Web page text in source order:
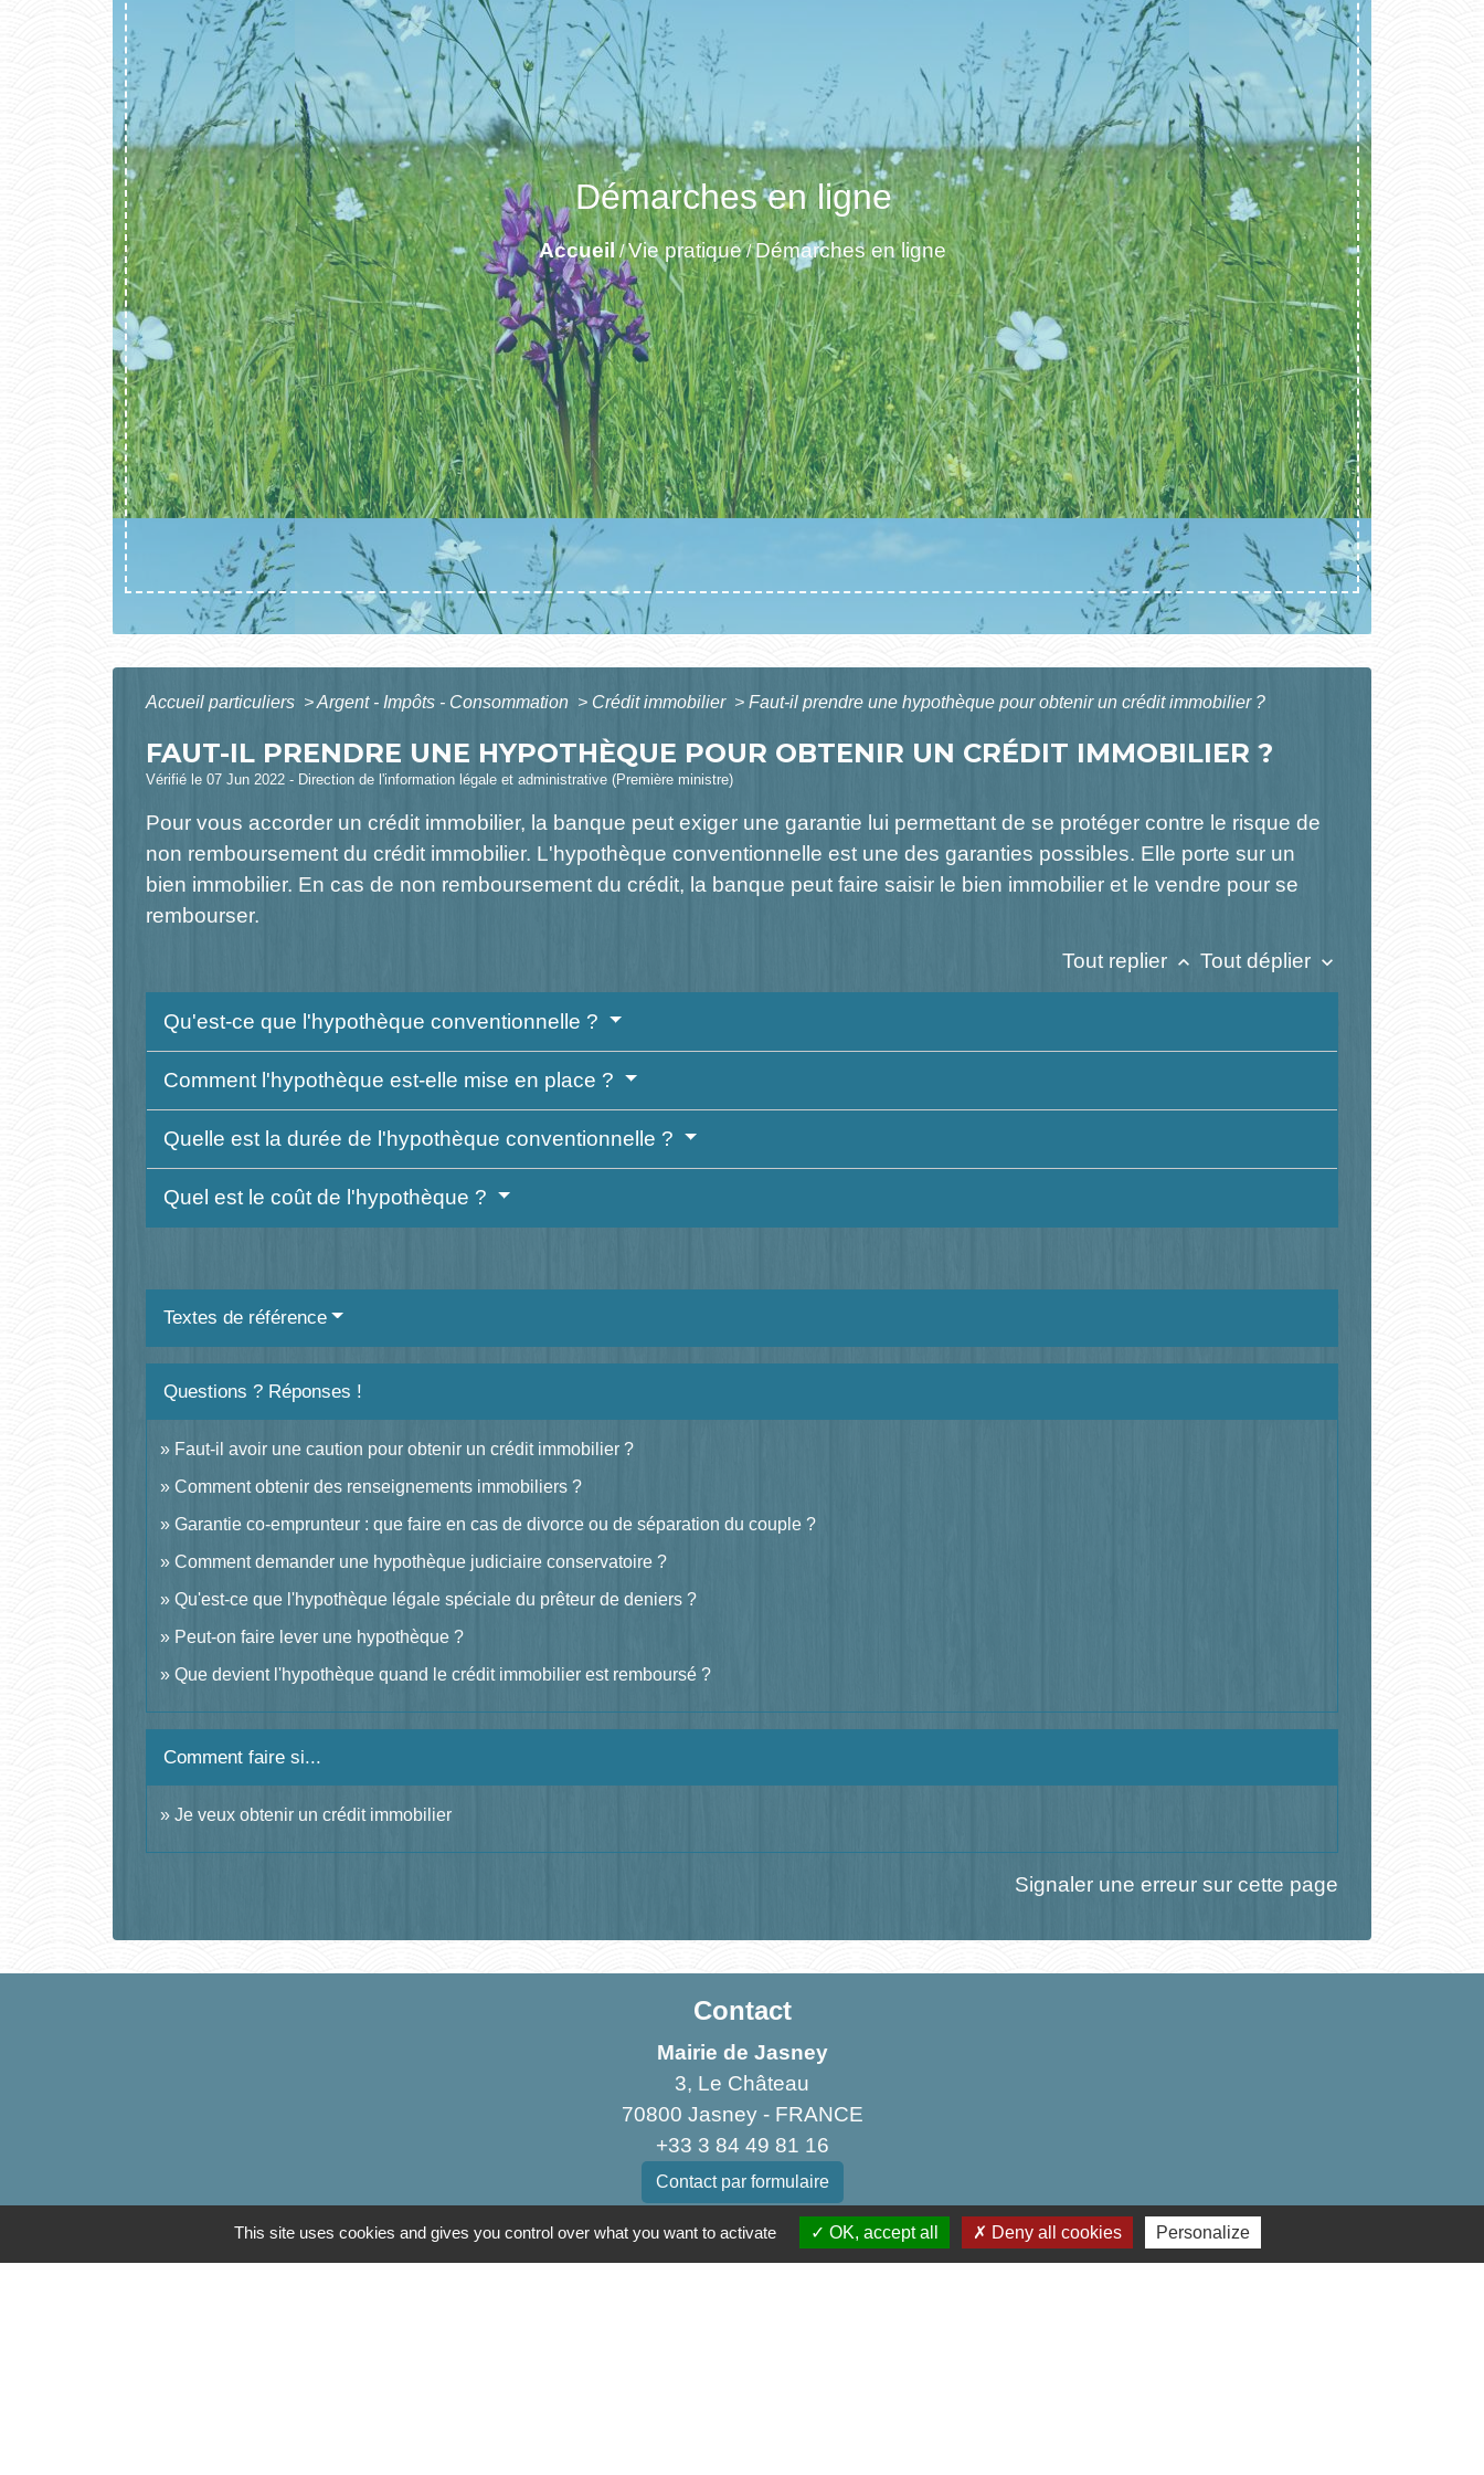
Démarches en ligne
Accueil/Vie pratique/Démarches en ligne
Accueil particuliers >Argent - Impôts - Consommation > Crédit immobilier > Faut-il prendre une hypothèque pour obtenir un crédit immobilier ?
FAUT-IL PRENDRE UNE HYPOTHÈQUE POUR OBTENIR UN CRÉDIT IMMOBILIER ?
Vérifié le 07 Jun 2022 - Direction de l'information légale et administrative (Première ministre)
Pour vous accorder un crédit immobilier, la banque peut exiger une garantie lui permettant de se protéger contre le risque de
non remboursement du crédit immobilier. L'hypothèque conventionnelle est une des garanties possibles. Elle porte sur un
bien immobilier. En cas de non remboursement du crédit, la banque peut faire saisir le bien immobilier et le vendre pour se
rembourser.
Tout replier keyboard_arrow_up Tout déplier keyboard_arrow_down
Qu'est-ce que l'hypothèque conventionnelle ?
Comment l'hypothèque est-elle mise en place ?
Quelle est la durée de l'hypothèque conventionnelle ?
Quel est le coût de l'hypothèque ?
Textes de référence
Questions ? Réponses !
Faut-il avoir une caution pour obtenir un crédit immobilier ?
Comment obtenir des renseignements immobiliers ?
Garantie co-emprunteur : que faire en cas de divorce ou de séparation du couple ?
Comment demander une hypothèque judiciaire conservatoire ?
Qu'est-ce que l'hypothèque légale spéciale du prêteur de deniers ?
Peut-on faire lever une hypothèque ?
Que devient l'hypothèque quand le crédit immobilier est remboursé ?
Comment faire si...
Je veux obtenir un crédit immobilier
Signaler une erreur sur cette page
Contact
Mairie de Jasney
3, Le Château
70800 Jasney - FRANCE
+33 3 84 49 81 16
Contact par formulaire
This site uses cookies and gives you control over what you want to activate OK, accept all Deny all cookies Personalize